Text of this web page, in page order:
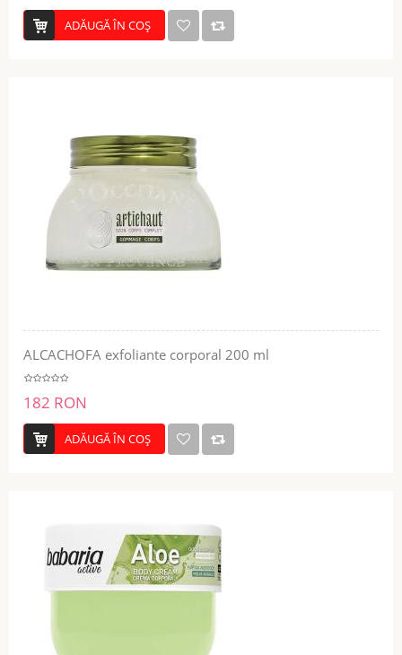
ADĂUGĂ ÎN COŞ
ALCACHOFA exfoliante corporal 200 ml
182 RON
ADĂUGĂ ÎN COŞ